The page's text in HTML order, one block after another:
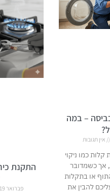
– במה
אין תגובות
כמו ניקוי
אך כשמדובר
או בתקלות
להבין את
התקנת
פברואר 19, 2026